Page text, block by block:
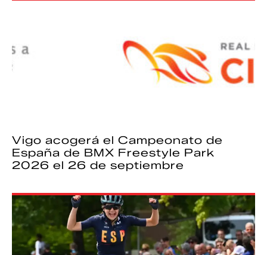
Vigo acogerá el Campeonato de
España de BMX Freestyle Park
2026 el 26 de septiembre